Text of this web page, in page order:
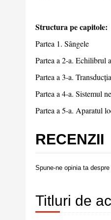
Structura pe capitole:
Partea 1. Sângele
Partea a 2-a. Echilibrul
Partea a 3-a.
Partea a 4-a. Sistemul
Partea a 5-a. Aparatul
RECENZII
Spune-ne opinia ta
Titluri de